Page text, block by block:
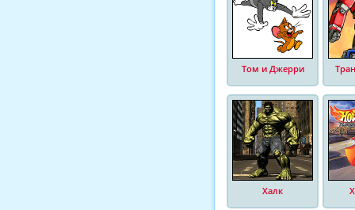
Том и Джерри
Халк